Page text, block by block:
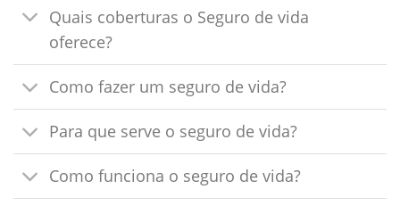
Quais coberturas o Seguro de vida
oferece?
Como fazer um seguro de vida?
Para que serve o seguro de vida?
Como funciona o seguro de vida?